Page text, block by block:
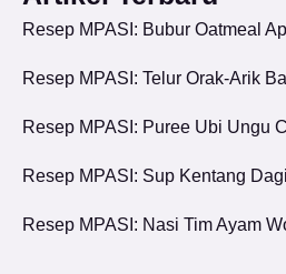
Resep MPASI: Bubur Oatmeal
Resep MPASI: Telur Orak-Arik
Resep MPASI: Puree Ubi Ungu
Resep MPASI: Sup Kentang
Resep MPASI: Nasi Tim Ayam